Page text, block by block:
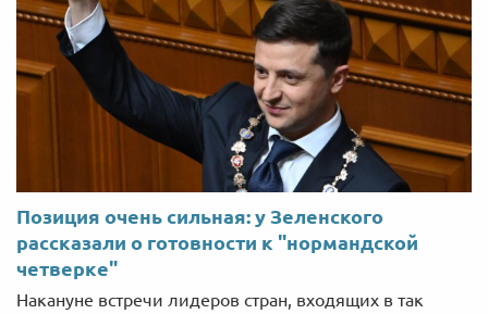
Позиция очень сильная: у Зеленского
рассказали о готовности к "нормандской
четверке"
Накануне встречи лидеров стран, входящих в так